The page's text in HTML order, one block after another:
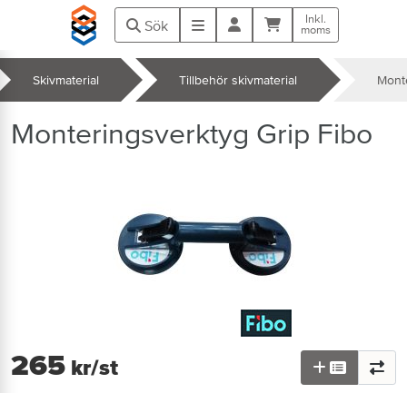
Hoppa till huvudinnehåll
Sök Meny Kundvagn
Inkl.
moms
Skivmaterial Tillbehör skivmaterial
Monteringsverktyg Grip Fibo
265 kr/st